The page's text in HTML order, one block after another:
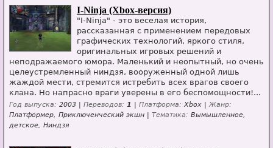
I-Ninja (Xbox-версия)
"I-Ninja" - это веселая история,
рассказанная с применением передовых
графических технологий, яркого стиля,
оригинальных игровых решений и
неподражаемого юмора. Маленький и неопытный, но очень
целеустремленный ниндзя, вооруженный одной лишь
жаждой мести, стремится истребить всех врагов своего
клана. Но напрасно враги уверены в его беспомощности!...
Год выпуска: 2003 | Переводов: 1 Платформа: Xbox |Жанр:
Платформер, Приключенческий экшн | Тематика: Вымышленное,
детское, Ниндзя